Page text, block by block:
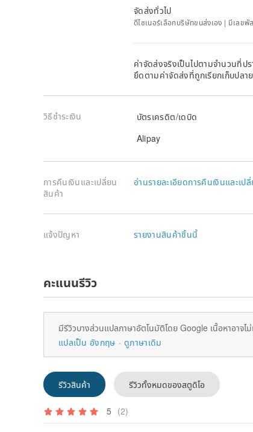
จัดส่งทั่วไป
ดีไซเนอร์เลือกบริษัทขนส่งเอง | มีเลขพั
ค่าจัดส่งจริงเป็นไปตามจำนวนที่ป
ยึดตามค่าจัดส่งที่ถูกเรียกเก็บปลา
วิธีชำระเงิน
บัตรเครดิต/เดบิด
Alipay
การคืนเงินและเปลี่ยน
สินค้า
อ่านรายละเอียดการคืนเงินและเป
แจ้งปัญหา รายงานสินค้าชิ้นนี้
คะแนนรีวิว
มีรีวิวบางส่วนแปลภาษาอัตโนมัติโดย Google เนื้อหาอาจไ
แปลเป็น อังกฤษ
ดูภาษาเดิม
รีวิวสินค้า รีวิวทั้งหมดของสตูดิโอ
5 (2)